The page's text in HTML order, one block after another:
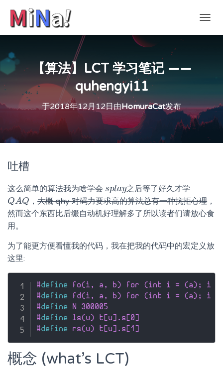
换
【算法】LCT 学习笔记 ——
quhengyi11
于2018年12月12日由HomuraCat发布
吐槽
这么简单的算法我为啥学会 splay
splay之后等了好久才学
QAQ
QAQ ，大概 qhy 对码力要求高的算法总有一种抗拒心理 ，
然而这个东西比后缀自动机好理解多了所以读者们请放心食
用。
为了能更方便看懂我的代码，我在把我的代码中的宏定义放
这里:
#define fo(i, a, b) for (int i = (a); i
#define fd(i, a, b) for (int i = (a); i
#define N 300005
#define ls(u) t[u].s[0]
#define rs(u) t[u].s[1]
概念 (what’s LCT)